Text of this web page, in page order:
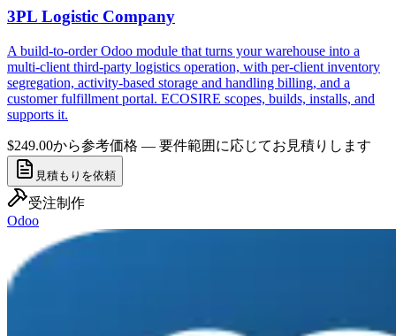
3PL Logistic Company
A build-to-order Odoo module that turns your warehouse into a
multi-client third-party logistics operation, with per-client inventory
segregation, activity-based storage and handling billing, and a
customer fulfillment portal. ECOSIRE scopes, builds, installs, and
supports it.
$249.00から参考価格 — 要件範囲に応じてお見積りします
見積もりを依頼
受注制作
Odoo